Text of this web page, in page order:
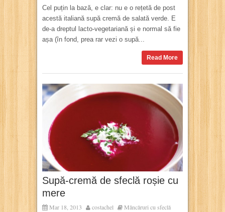
Cel puțin la bază, e clar: nu e o rețetă de post
acestă italiană supă cremă de salată verde. E
de-a dreptul lacto-vegetariană și e normal să fie
așa (în fond, prea rar vezi o supă...
Read More
Supă-cremă de sfeclă roșie cu
mere
Mar 18, 2013 costachel
Mâncăruri cu sfeclă